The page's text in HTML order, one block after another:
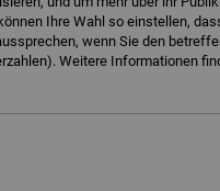
Ihre Wahl so einstellen,
wenn Sie den
Weitere Informationen